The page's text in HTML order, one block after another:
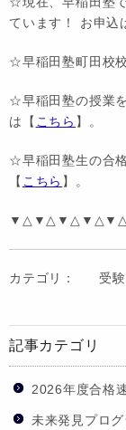
ています！ お申込
☆早稲田塾町田校
☆早稲田塾の授業
は【 こちら 】。
☆早稲田塾生の合
【 こちら 】。
カテゴリ： 受
記事カテゴリ
2026年度合格
未来発見プログ